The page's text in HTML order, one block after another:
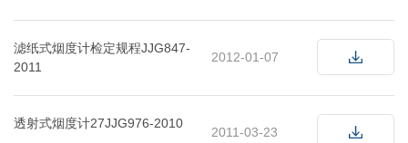
滤纸式烟度计检定规程JJG847-
2011
2012-01-07
透射式烟度计27JJG976-2010
2011-03-23